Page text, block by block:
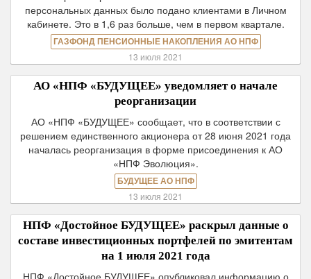
персональных данных было подано клиентами в Личном
кабинете. Это в 1,6 раз больше, чем в первом квартале.
ГАЗФОНД ПЕНСИОННЫЕ НАКОПЛЕНИЯ АО НПФ
13 июля 2021
АО «НПФ «БУДУЩЕЕ» уведомляет о начале
реорганизации
АО «НПФ «БУДУЩЕЕ» сообщает, что в соответствии с
решением единственного акционера от 28 июня 2021 года
началась реорганизация в форме присоединения к АО
«НПФ Эволюция».
БУДУЩЕЕ АО НПФ
13 июля 2021
НПФ «Достойное БУДУЩЕЕ» раскрыл данные о
составе инвестиционных портфелей по эмитентам
на 1 июля 2021 года
НПФ «Достойное БУДУЩЕЕ» опубликовал информацию о